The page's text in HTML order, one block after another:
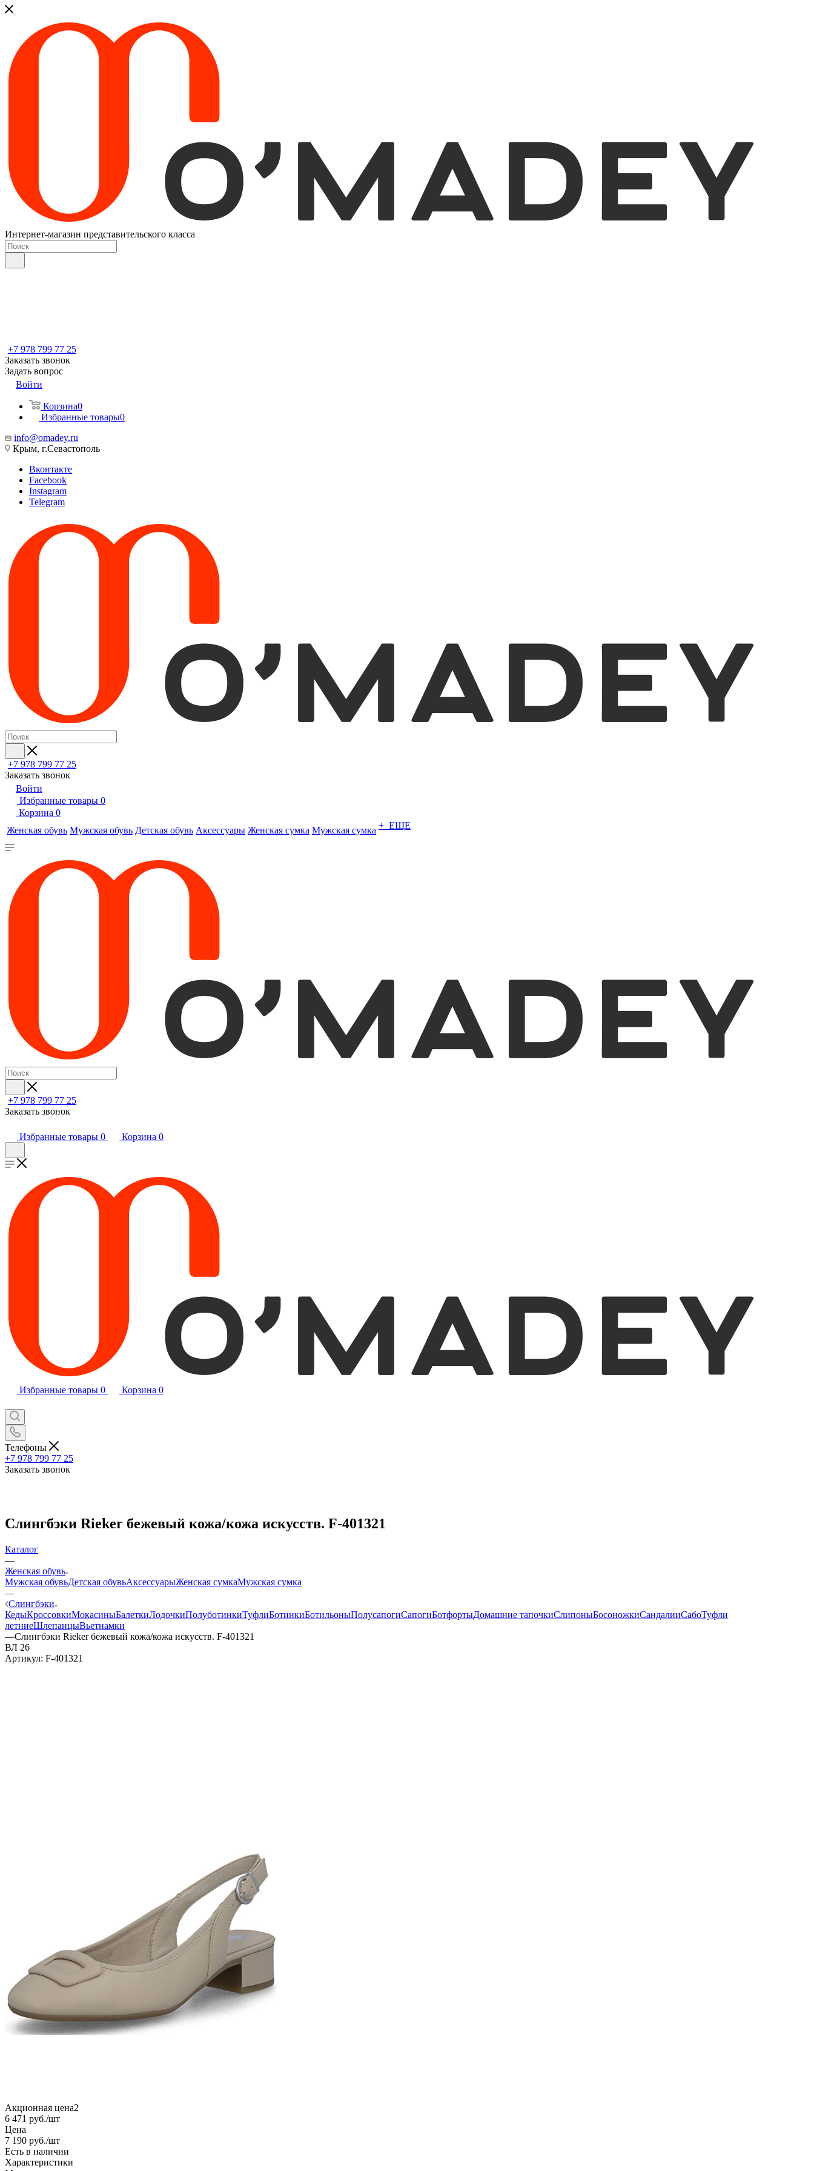
Интернет-магазин представительского класса
+7 978 799 77 25
Заказать звонок
Задать вопрос
Войти
Корзина0
Избранные товары0
info@omadey.ru
Крым, г.Севастополь
Вконтакте
Facebook
Instagram
Telegram
+7 978 799 77 25
Заказать звонок
Войти
Избранные товары 0
Корзина 0
Женская обувь Мужская обувь Детская обувь Аксессуары Женская сумка Мужская сумка + ЕЩЕ
+7 978 799 77 25
Заказать звонок
Избранные товары 0 Корзина 0
Избранные товары 0 Корзина 0
Телефоны
+7 978 799 77 25
Заказать звонок
Слингбэки Rieker бежевый кожа/кожа искусств. F-401321
Каталог
—
Женская обувь
Мужская обувьДетская обувьАксессуарыЖенская сумкаМужская сумка
—
Слингбэки
КедыКроссовкиМокасиныБалеткиЛодочкиПолуботинкиТуфлиБотинкиБотильоныПолусапогиСапогиБотфортыДомашние тапочкиСлипоныБосоножкиСандалииСабоТуфли
летниеШлепанцыВьетнамки
—Слингбэки Rieker бежевый кожа/кожа искусств. F-401321
ВЛ 26
Артикул: F-401321
Акционная цена2
6 471 руб./шт
Цена
7 190 руб./шт
Есть в наличии
Характеристики